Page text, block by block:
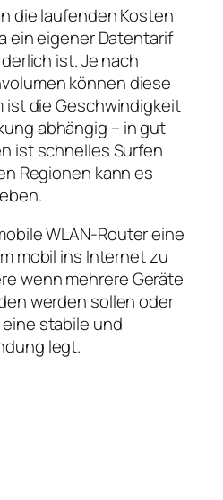
die laufenden Kosten
ein eigener Datentarif
ist. Je nach
können diese
ist die Geschwindigkeit
abhängig – in gut
ist schnelles Surfen
Regionen kann es
WLAN‑Router eine
mobil ins Internet zu
wenn mehrere Geräte
werden sollen oder
stabile und
legt.